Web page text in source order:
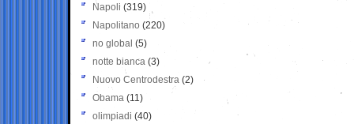
Napoli (319)
Napolitano (220)
no global (5)
notte bianca (3)
Nuovo Centrodestra (2)
Obama (11)
olimpiadi (40)